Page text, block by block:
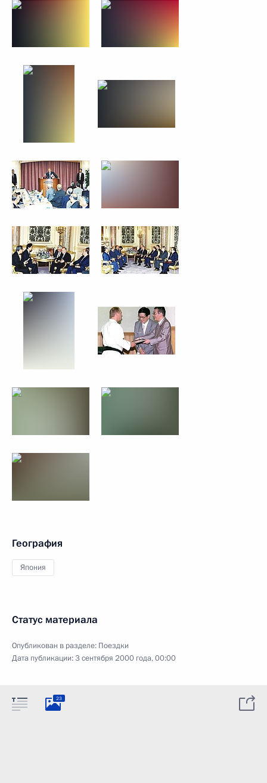
География
Япония
Статус материала
Опубликован в разделе: Поездки
Дата публикации:3 сентября 2000 года, 00:00
23